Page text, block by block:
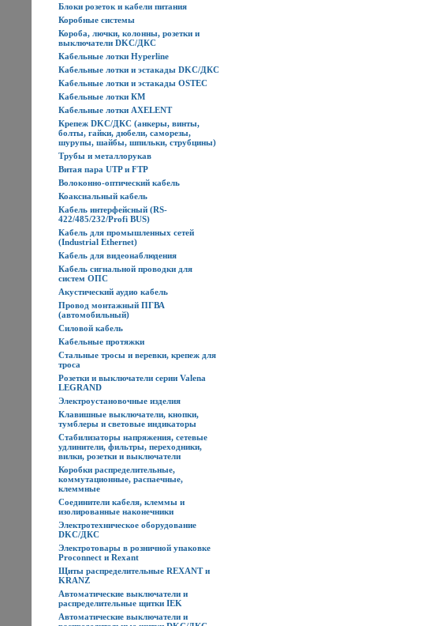
Блоки розеток и кабели питания
Коробные системы
Короба, лючки, колонны, розетки и
выключатели DKC/ДКС
Кабельные лотки Hyperline
Кабельные лотки и эстакады DKC/ДКС
Кабельные лотки и эстакады OSTEC
Кабельные лотки КМ
Кабельные лотки AXELENT
Крепеж DKC/ДКС (анкеры, винты,
болты, гайки, дюбели, саморезы,
шурупы, шайбы, шпильки, струбцины)
Трубы и металлорукав
Витая пара UTP и FTP
Волоконно-оптический кабель
Коаксиальный кабель
Кабель интерфейсный (RS-
422/485/232/Profi BUS)
Кабель для промышленных сетей
(Industrial Ethernet)
Кабель для видеонаблюдения
Кабель сигнальной проводки для
систем ОПС
Акустический аудио кабель
Провод монтажный ПГВА
(автомобильный)
Силовой кабель
Кабельные протяжки
Стальные тросы и веревки, крепеж для
троса
Розетки и выключатели серии Valena
LEGRAND
Электроустановочные изделия
Клавишные выключатели, кнопки,
тумблеры и световые индикаторы
Стабилизаторы напряжения, сетевые
удлинители, фильтры, переходники,
вилки, розетки и выключатели
Коробки распределительные,
коммутационные, распаечные,
клеммные
Соединители кабеля, клеммы и
изолированные наконечники
Электротехническое оборудование
DKC/ДКС
Электротовары в розничной упаковке
Proconnect и Rexant
Щиты распределительные REXANT и
KRANZ
Автоматические выключатели и
распределительные щитки IEK
Автоматические выключатели и